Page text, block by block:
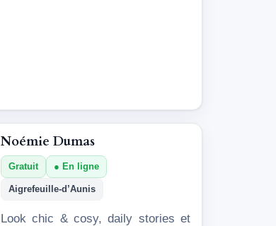
Noémie Dumas
Gratuit En ligne
Aigrefeuille-d’Aunis
Look chic & cosy, daily stories et